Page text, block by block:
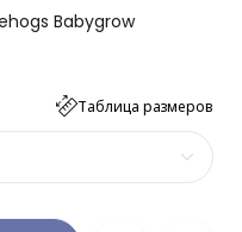
Babygrow
Таблица размеров